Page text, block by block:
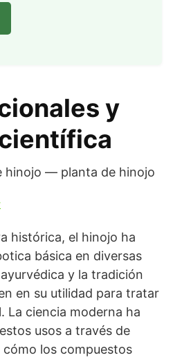
y
histórica, el hinojo ha
básica en diversas
y la tradición
en su utilidad para tratar
La ciencia moderna ha
usos a través de
los compuestos